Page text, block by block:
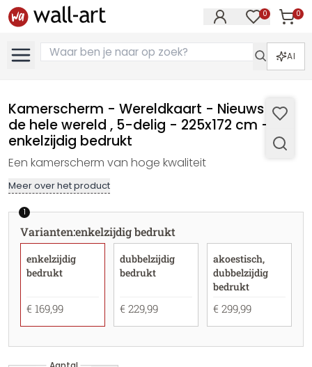
0 0
AI
Kamerscherm - Wereldkaart - Nieuws uit
de hele wereld , 5-delig - 225x172 cm -
enkelzijdig bedrukt
Een kamerscherm van hoge kwaliteit
Meer over het product
1
Varianten:enkelzijdig bedrukt
enkelzijdig
bedrukt
€ 169,99
dubbelzijdig
bedrukt
€ 229,99
akoestisch,
dubbelzijdig
bedrukt
€ 299,99